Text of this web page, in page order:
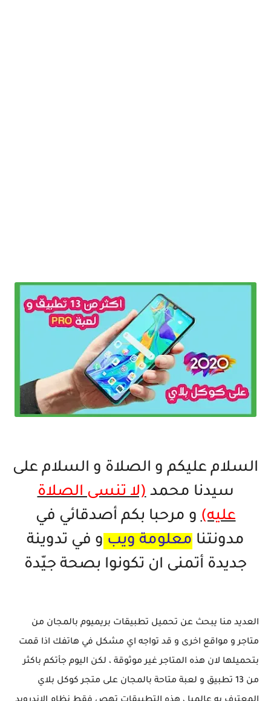
السلام عليكم و الصلاة و السلام على
سيدنا محمد(لا تنسى الصلاة
عليه)و مرحبا بكم أصدقائي في
مدونتنا معلومة ويب و في تدوينة
جديدة أتمنى ان تكونوا بصحة جيّدة
العديد منا يبحث عن تحميل تطبيقات بريميوم بالمجان من
متاجر و مواقع اخرى و قد تواجه اي مشكل في هاتفك اذا قمت
بتحميلها لان هذه المتاجر غير موثوقة ، لكن اليوم جأتكم باكثر
من 13 تطبيق و لعبة متاحة بالمجان على متجر كوكل بلاي